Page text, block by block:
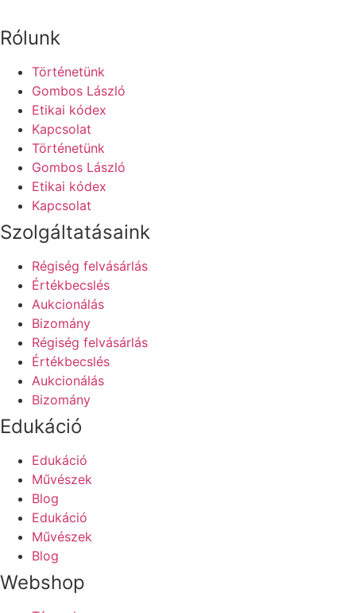
Rólunk
Történetünk
Gombos László
Etikai kódex
Kapcsolat
Történetünk
Gombos László
Etikai kódex
Kapcsolat
Szolgáltatásaink
Régiség felvásárlás
Értékbecslés
Aukcionálás
Bizomány
Régiség felvásárlás
Értékbecslés
Aukcionálás
Bizomány
Edukáció
Edukáció
Művészek
Blog
Edukáció
Művészek
Blog
Webshop